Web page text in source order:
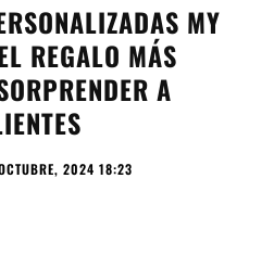
MY
REGALO MÁS
A
2024 18:23